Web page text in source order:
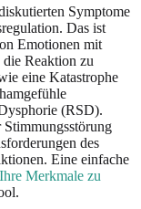
Symptome
Das ist
Emotionen mit
Reaktion zu
eine Katastrophe
(RSD).
des
Eine einfache
Ihre Merkmale zu